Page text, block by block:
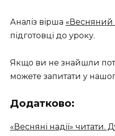
Аналіз вірша «Весняний
підготовці до уроку.
Якщо ви не знайшли
можете запитати у
Додатково:
«Весняні надії» читати.